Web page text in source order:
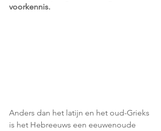
voorkennis.
Anders dan het latijn en het oud-Grieks
is het Hebreeuws een eeuwenoude